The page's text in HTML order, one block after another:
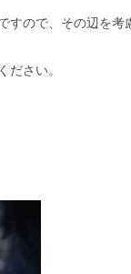
ので、その辺を考
さい。